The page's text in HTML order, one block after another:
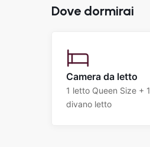
Dove dormirai
Camera da letto
1 letto Queen Size + 1
divano letto